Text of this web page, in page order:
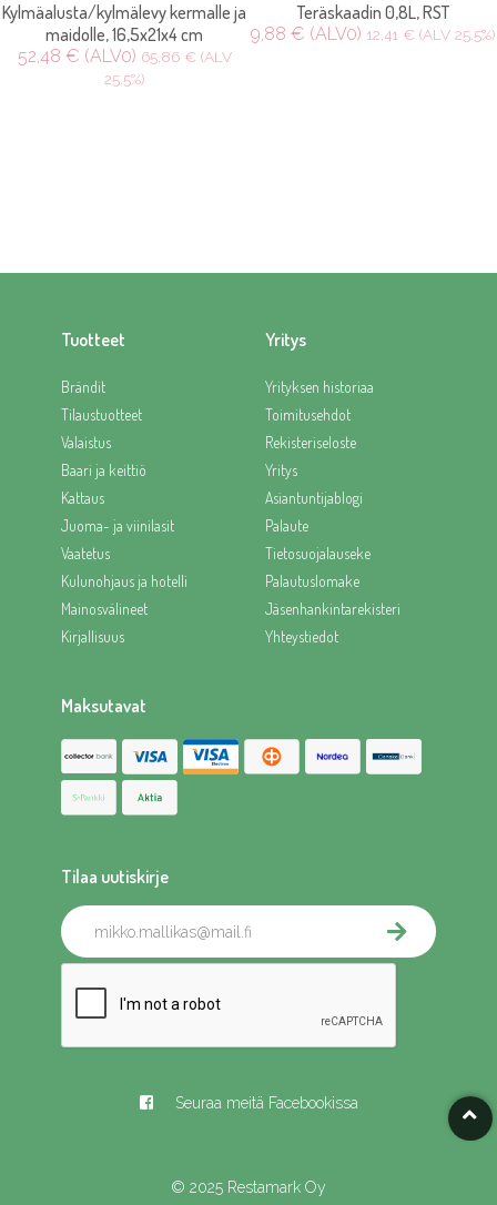
Kylmäalusta/kylmälevy kermalle ja
maidolle, 16,5x21x4 cm
52,48 € (ALV0) 65,86 € (ALV
25.5%)
Teräskaadin 0,8L, RST
9,88 € (ALV0) 12,41 € (ALV 25.5%)
Tuotteet
Brändit
Tilaustuotteet
Valaistus
Baari ja keittiö
Kattaus
Juoma- ja viinilasit
Vaatetus
Kulunohjaus ja hotelli
Mainosvälineet
Kirjallisuus
Yritys
Yrityksen historiaa
Toimitusehdot
Rekisteriseloste
Yritys
Asiantuntijablogi
Palaute
Tietosuojalauseke
Palautuslomake
Jäsenhankintarekisteri
Yhteystiedot
Maksutavat
Tilaa uutiskirje
Seuraa meitä Facebookissa
© 2025 Restamark Oy